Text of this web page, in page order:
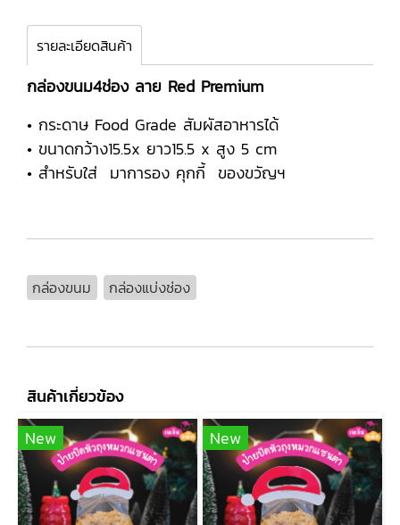
รายละเอียดสินค้า
กล่องขนม4ช่อง ลาย Red Premium
• กระดาษ Food Grade สัมผัสอาหารได้
• ขนาดกว้าง15.5x ยาว15.5 x สูง 5 cm
• สำหรับใส่ มาการอง คุกกี้ ของขวัญฯ
กล่องขนม กล่องแบ่งช่อง
สินค้าเกี่ยวข้อง
New
New